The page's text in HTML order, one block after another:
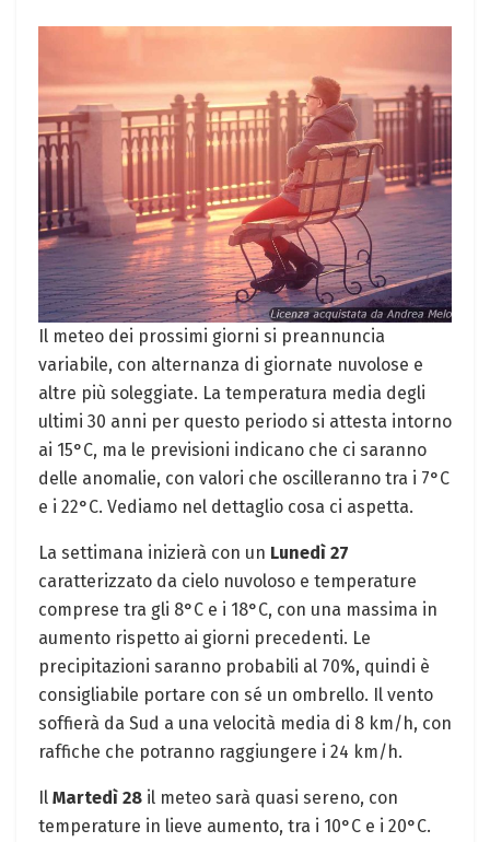
Il meteo dei prossimi giorni si preannuncia
variabile, con alternanza di giornate nuvolose e
altre più soleggiate. La temperatura media degli
ultimi 30 anni per questo periodo si attesta intorno
ai 15°C, ma le previsioni indicano che ci saranno
delle anomalie, con valori che oscilleranno tra i 7°C
e i 22°C. Vediamo nel dettaglio cosa ci aspetta.
La settimana inizierà con un Lunedì 27
caratterizzato da cielo nuvoloso e temperature
comprese tra gli 8°C e i 18°C, con una massima in
aumento rispetto ai giorni precedenti. Le
precipitazioni saranno probabili al 70%, quindi è
consigliabile portare con sé un ombrello. Il vento
soffierà da Sud a una velocità media di 8 km/h, con
raffiche che potranno raggiungere i 24 km/h.
Il Martedì 28 il meteo sarà quasi sereno, con
temperature in lieve aumento, tra i 10°C e i 20°C.